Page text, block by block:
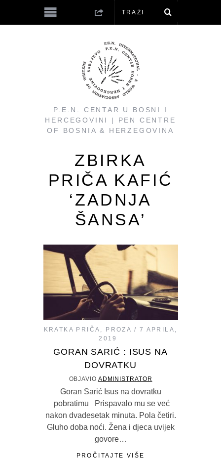
P.E.N. CENTAR U BOSNI I
HERCEGOVINI | PEN CENTRE
OF BOSNIA & HERZEGOVINA
ZBIRKA
PRIČA KAFIĆ
‘ZADNJA
ŠANSA’
KRATKA PRIČA , PROZA
7 APRILA,
2019
GORAN SARIĆ : ISUS NA
DOVRATKU
OBJAVIO ADMINISTRATOR
Goran Sarić Isus na dovratku
pobratimu Prispavalo mu se već
nakon dvadesetak minuta. Pola četiri.
Gluho doba noći. Žena i djeca uvijek
govore…
PROČITAJTE VIŠE